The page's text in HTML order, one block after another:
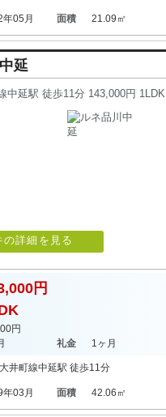
05月 面積 21.09㎡
延
中延駅 徒歩11分 143,000円 1LDK
詳細を見る
円
円
礼金 1ヶ月
井町線中延駅 徒歩11分
03月 面積 42.06㎡